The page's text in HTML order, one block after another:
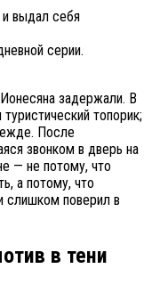
серии.
задержали. В
топорик;
После
звонком в дверь на
— не потому, что
а потому, что
поверил в
в тени